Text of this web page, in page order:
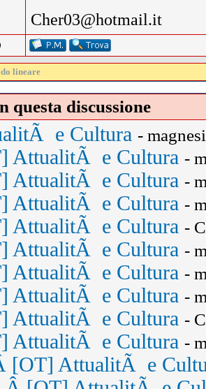
Cher03@hotmail.it
lineare
questa discussione
e Cultura -
AttualitÃ e Cultura -
AttualitÃ e Cultura -
AttualitÃ e Cultura -
AttualitÃ e Cultura -
AttualitÃ e Cultura -
AttualitÃ e Cultura -
AttualitÃ e Cultura -
AttualitÃ e Cultura -
AttualitÃ e Cultura -
[OT] AttualitÃ e